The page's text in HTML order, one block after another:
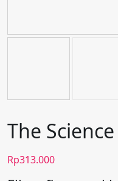
The
Rp313.000